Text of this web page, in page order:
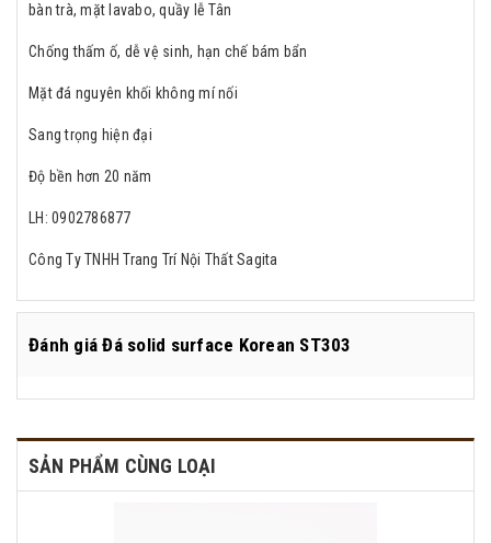
bàn trà, mặt lavabo, quầy lễ Tân
Chống thấm ố, dễ vệ sinh, hạn chế bám bẩn
Mặt đá nguyên khối không mí nối
Sang trọng hiện đại
Độ bền hơn 20 năm
LH: 0902786877
Công Ty TNHH Trang Trí Nội Thất Sagita
Đánh giáĐá solid surface Korean ST303
SẢN PHẨM CÙNG LOẠI